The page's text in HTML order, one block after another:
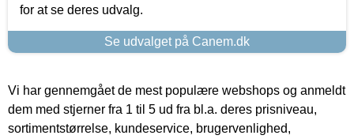
for at se deres udvalg.
Se udvalget på Canem.dk
Vi har gennemgået de mest populære webshops og anmeldt
dem med stjerner fra 1 til 5 ud fra bl.a. deres prisniveau,
sortimentstørrelse, kundeservice, brugervenlighed,